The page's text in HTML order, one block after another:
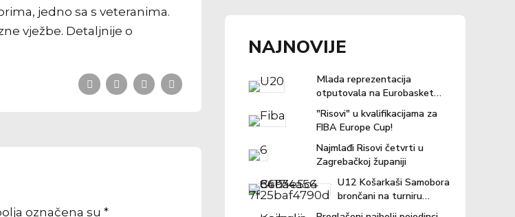
jedno sa s veteranima.
vježbe. Detaljnije o
označena su *
NAJNOVIJE
Mlada reprezentacija
otputovala na Eurobasket u
Ljubljanu
"Risovi" u kvalifikacijama za
FIBA Europe Cup!
Najmlađi Risovi četvrti u
Zagrebačkoj županiji
U12 Košarkaši Samobora
brončani na turniru
"Povratak košarci"